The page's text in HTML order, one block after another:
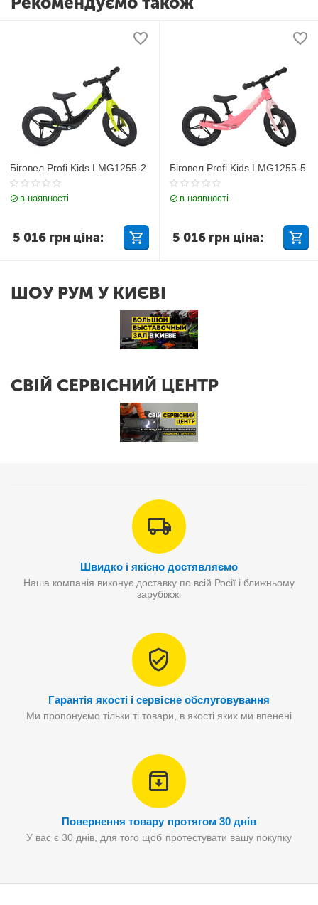
Біговел Profi Kids LMG1255-2
в наявності
5 016 грн ціна:
Біговел Profi Kids LMG1255-5
в наявності
5 016 грн ціна:
ШОУ РУМ У КИЄВІ
СВІЙ СЕРВІСНИЙ ЦЕНТР
Швидко і якісно достявляємо
Наша компанія виконує доставку по всій Росії і ближньому
зарубіжжі
Гарантія якості і сервісне обслуговування
Ми пропонуємо тільки ті товари, в якості яких ми впенені
Повернення товару протягом 30 днів
У вас є 30 днів, для того щоб протестувати вашу покупку